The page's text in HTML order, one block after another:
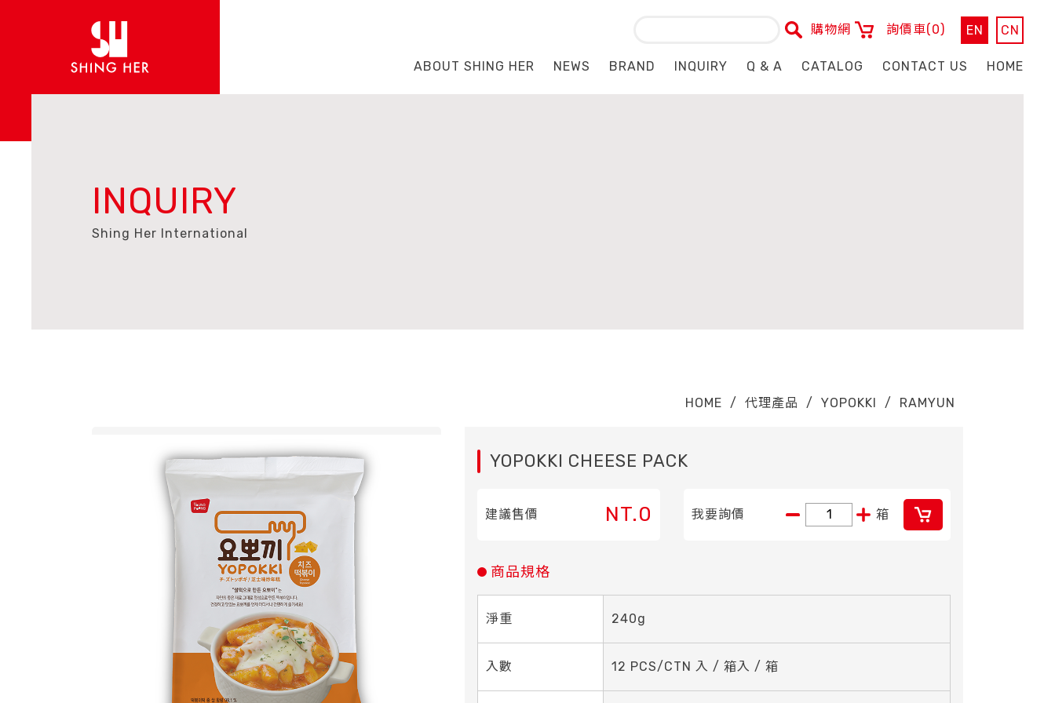
購物網 詢價車(0) EN CN
ABOUT SHING HER NEWS BRAND INQUIRY Q & A CATALOG CONTACT US HOME
INQUIRY
Shing Her International
HOME / 代理產品 / YOPOKKI / RAMYUN
YOPOKKI CHEESE PACK
建議售價 NT.0 我要詢價 箱
商品規格
淨重 240g
入數 12 PCS/CTN 入 / 箱入 / 箱